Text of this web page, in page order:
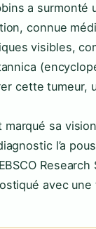
a
connue
visibles,
cette tumeur,
sa
l’a
avec